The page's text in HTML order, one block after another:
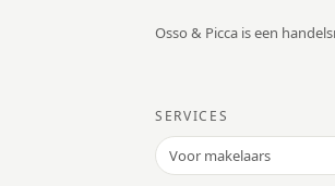
Osso & Picca is een
SERVICES
Voor makelaars